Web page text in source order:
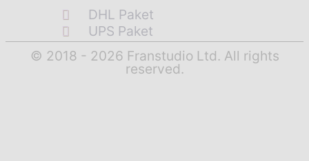
DHL Paket
UPS Paket
© 2018 - 2026 Franstudio Ltd. All rights
reserved.